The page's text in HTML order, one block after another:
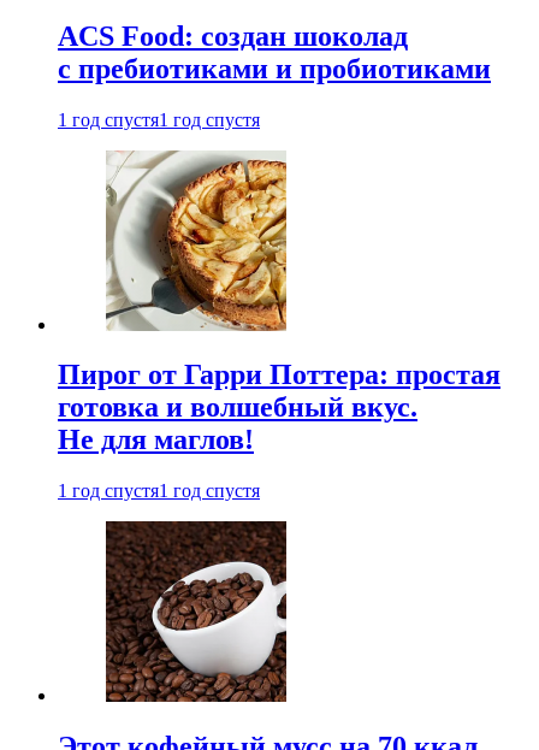
ACS Food: создан шоколад
с пребиотиками и пробиотиками
1 год спустя1 год спустя
Пирог от Гарри Поттера: простая
готовка и волшебный вкус.
Не для маглов!
1 год спустя1 год спустя